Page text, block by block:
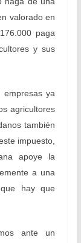
valorado en
paga
y sus
ya
agricultores
también
impuesto,
apoye la
a una
hay que
ante un